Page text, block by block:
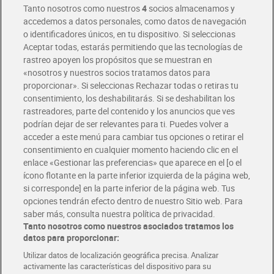
Envío gratis por compras superiores a 100€
Envío estandar por 4,99€
Glovo y Uber Eats
Solicita tu factura de Glovo o Uber Eats
Únete al CLUB Dia
Disfruta las ventajas y ofertas exclusivas.
Descárgate la APP Dia
Folletos y Tiendas
Descubre las mejores ofertas y busca tu tienda más cercana
Tarjeta MaX Dia
Te devuelve hasta 8€/mes de tus compras.
¡Solicita tu tarjeta de crédito aquí!
COMER MEJOR CADA DIA
Tanto nosotros como nuestros4socios almacenamos y
accedemos a datos personales, como datos de navegación
o identificadores únicos, en tu dispositivo. Si seleccionas
Aceptar todas, estarás permitiendo que las tecnologías de
rastreo apoyen los propósitos que se muestran en
«nosotros y nuestros socios tratamos datos para
proporcionar». Si seleccionas Rechazar todas o retiras tu
consentimiento, los deshabilitarás. Si se deshabilitan los
rastreadores, parte del contenido y los anuncios que ves
podrían dejar de ser relevantes para ti. Puedes volver a
acceder a este menú para cambiar tus opciones o retirar el
consentimiento en cualquier momento haciendo clic en el
enlace «Gestionar las preferencias» que aparece en el [o el
ícono flotante en la parte inferior izquierda de la página web,
si corresponde] en la parte inferior de la página web. Tus
opciones tendrán efecto dentro de nuestro Sitio web. Para
saber más, consulta nuestra política de privacidad.
Tanto nosotros como nuestros asociados tratamos los
datos para proporcionar:
Utilizar datos de localización geográfica precisa. Analizar
activamente las características del dispositivo para su